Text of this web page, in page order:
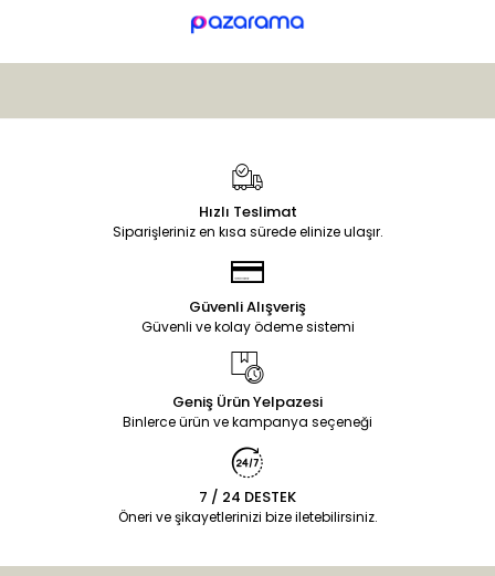
Hızlı Teslimat
Siparişleriniz en kısa sürede elinize ulaşır.
Güvenli Alışveriş
Güvenli ve kolay ödeme sistemi
Geniş Ürün Yelpazesi
Binlerce ürün ve kampanya seçeneği
7 / 24 DESTEK
Öneri ve şikayetlerinizi bize iletebilirsiniz.